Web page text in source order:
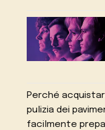
Perché
pulizia dei
facilmente